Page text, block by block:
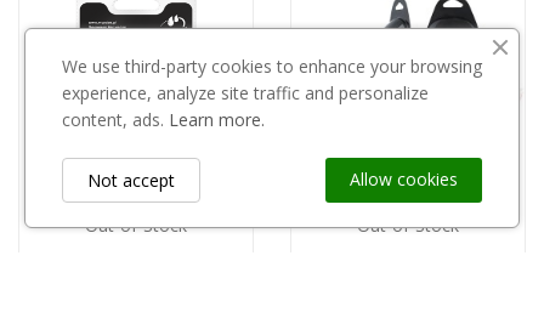
Out-of-Stock Out-of-Stock
We use third-party cookies to enhance your browsing
experience, analyze site traffic and personalize
content, ads. Learn more.
Allow cookies
Not accept